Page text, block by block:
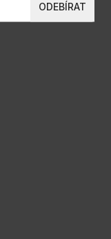
ODEBÍRAT